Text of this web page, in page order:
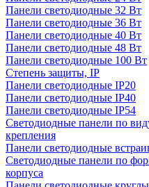
Панели светодиодные 32 Вт
Панели светодиодные 36 Вт
Панели светодиодные 40 Вт
Панели светодиодные 48 Вт
Панели светодиодные 100 Вт
Степень защиты, IP
Панели светодиодные IP20
Панели светодиодные IP40
Панели светодиодные IP54
Светодиодные панели по
крепления
Панели светодиодные
Светодиодные панели по
корпуса